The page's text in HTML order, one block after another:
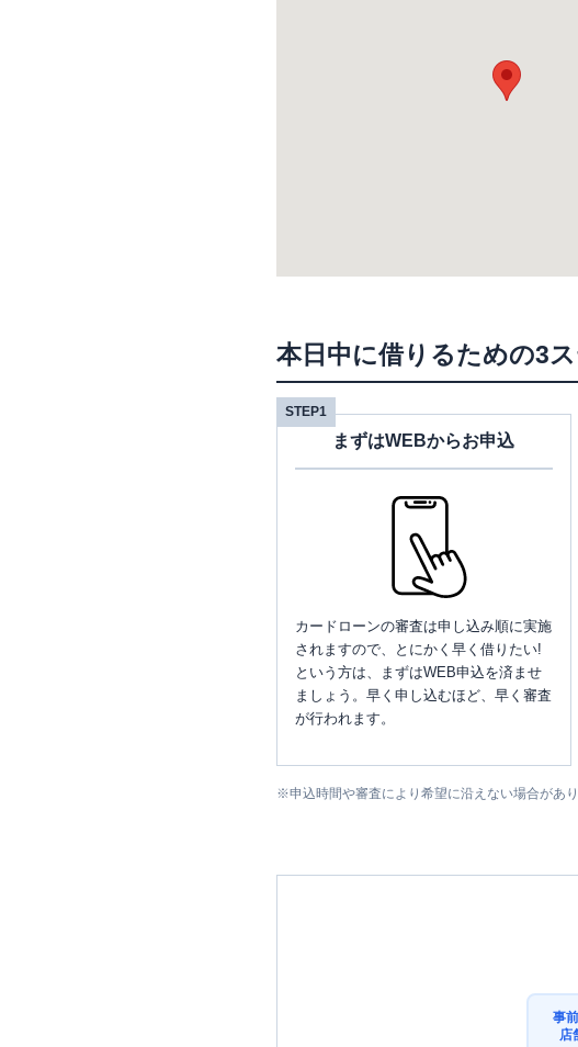
本日中に借りるための3
STEP1
まずはWEBからお申込
カードローンの審査は申し込み順に実施
されますので、とにかく早く借りたい!
という方は、まずはWEB申込を済ませ
ましょう。早く申し込むほど、早く審査
が行われます。
※申込時間や審査により希望に沿えない場合があり
事
店